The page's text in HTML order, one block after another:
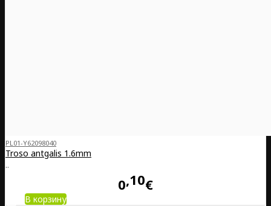
PL01-Y62098040
Troso antgalis 1.6mm
..
0 10€
В корзину